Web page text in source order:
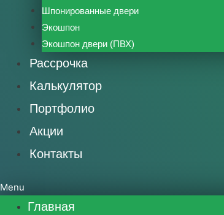
Шпонированные двери
Экошпон
Экошпон двери (ПВХ)
Рассрочка
Калькулятор
Портфолио
Акции
Контакты
Menu
Главная